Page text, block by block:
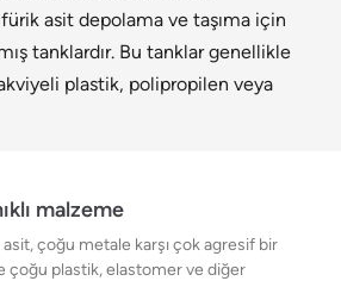
asit depolama ve taşıma için
tanklardır. Bu tanklar genellikle
plastik, polipropilen veya
malzeme
çoğu metale karşı çok agresif bir
çoğu plastik, elastomer ve diğer